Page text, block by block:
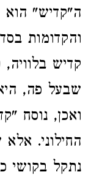
ה"קדיש" הוא
והקדומות
קדיש
שבעל פה,
ואכן, נוסח
החילוני.
נתקל בקושי